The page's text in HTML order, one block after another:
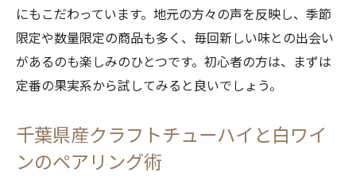
にもこだわっています。地元の方々の声を反映し、季節
限定や数量限定の商品も多く、毎回新しい味との出会い
があるのも楽しみのひとつです。初心者の方は、まずは
定番の果実系から試してみると良いでしょう。
千葉県産クラフトチューハイと白ワイ
ンのペアリング術